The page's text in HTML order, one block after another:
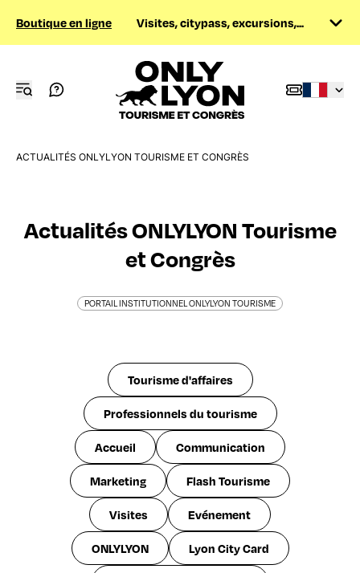
Boutique en ligne Visites, citypass, excursions,...
ACTUALITÉS ONLYLYON TOURISME ET CONGRÈS
Actualités ONLYLYON Tourisme
et Congrès
PORTAIL INSTITUTIONNEL ONLYLYON TOURISME
Tourisme d'affaires
Professionnels du tourisme
Accueil Communication
Marketing Flash Tourisme
Visites Evénement
ONLYLYON Lyon City Card